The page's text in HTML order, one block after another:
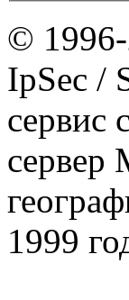
© 1996-
IpSec /
сервис
сервер
1999